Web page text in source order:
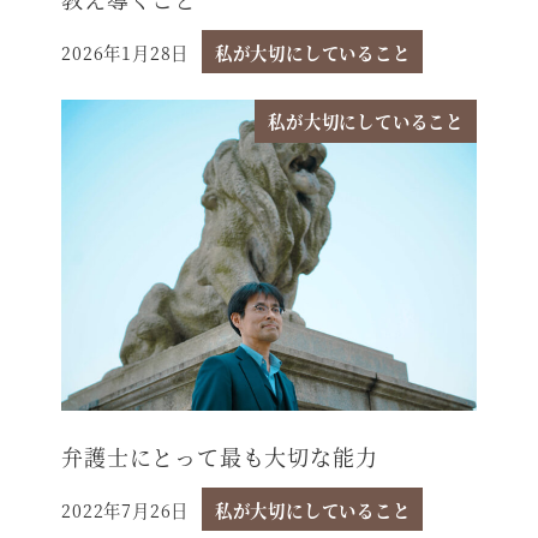
投稿日
2026年1月28日 私が大切にしていること
私が大切にしていること
弁護士にとって最も大切な能力
投稿日
2022年7月26日 私が大切にしていること